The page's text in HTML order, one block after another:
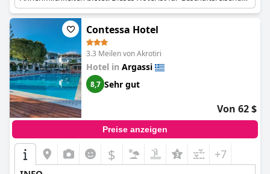
geeignet, die ein High-End-Erlebnis suchen.
Contessa Hotel
3.3 Meilen von Akrotiri
Hotel in Argassi
8,7 Sehr gut
Von 62 $
Preise anzeigen
$ +7